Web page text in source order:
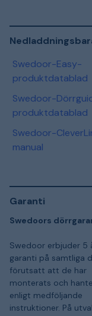
Swedoor-Easy-
produktdatablad
Swedoor-
produktdatablad
Swedoor-
manual
Garanti
Swedoors
Swedoor erbjuder 5
garanti på samtliga
förutsatt att de har
monterats och
enligt medföljande
instruktioner. På